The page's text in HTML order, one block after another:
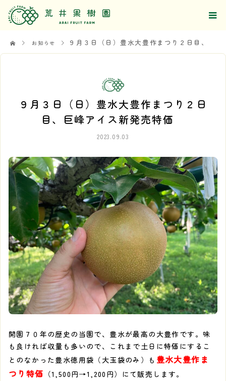
お知らせ ９月３日（日）豊水大豊作まつり２日目、巨峰アイス新発売特価
９月３日（日）豊水大豊作まつり２日
目、巨峰アイス新発売特価
2023.09.03
開園７０年の歴史の当園で、豊水が最高の大豊作です。味
も良ければ収量も多いので、これまで土日に特価にするこ
とのなかった豊水徳用袋（大玉袋のみ）も 豊水大豊作ま
つり特価 （1,500円→1,200円）にて販売します。